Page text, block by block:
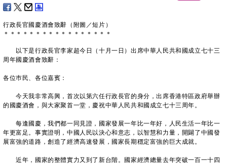
行政長官國慶酒會致辭（附圖／短片）
＊ ＊ ＊ ＊ ＊ ＊ ＊ ＊ ＊ ＊ ＊ ＊ ＊ ＊ ＊ ＊ ＊
以下是行政長官李家超今日（十月一日）出席中華人民共和國成立七十三
周年國慶酒會致辭：
各位巿民、各位嘉賓：
​今天我非常高興，首次以第六任行政長官的身分，出席香港特區政府舉辦
的國慶酒會，與大家聚首一堂，慶祝中華人民共和國成立七十三周年。
每逢國慶，我們都一同見證，國家發展一年比一年好，人民生活一年比一
年更富足。事實證明，中國人民以決心和意志，以智慧和力量，開闢了中國發
展富強的道路，創造了經濟高速發展，國家長期穩定富強的巨大成就。
近年，國家的整體實力又到了新台階。國家經濟總量去年突破一百一十四